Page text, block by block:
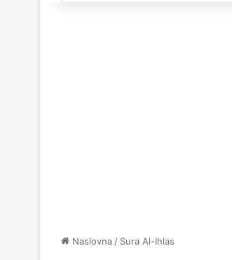
Naslovna / Sura Al-Ihlas